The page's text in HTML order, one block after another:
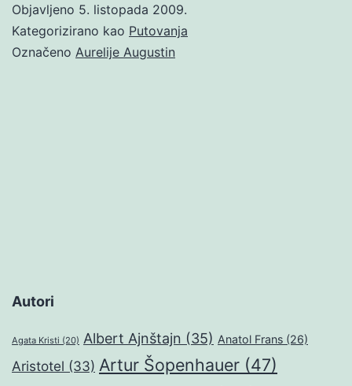
Objavljeno 5. listopada 2009.
Kategorizirano kao Putovanja
Označeno Aurelije Augustin
Autori
Agata Kristi (20) Albert Ajnštajn (35) Anatol Frans (26)
Aristotel (33) Artur Šopenhauer (47)